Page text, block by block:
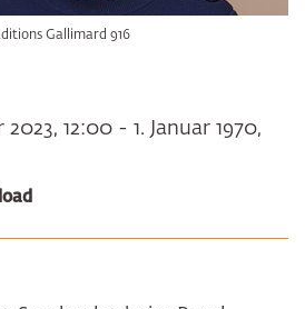
Gallimard 916
12:00 - 1. Januar 1970,